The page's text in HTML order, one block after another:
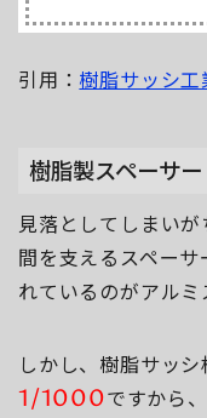
引用： 樹脂サッシ工
樹脂製スペーサー
見落としてしまい
間を支えるスペー
れているのがアルミ
しかし、樹脂サッ
1/1000ですから